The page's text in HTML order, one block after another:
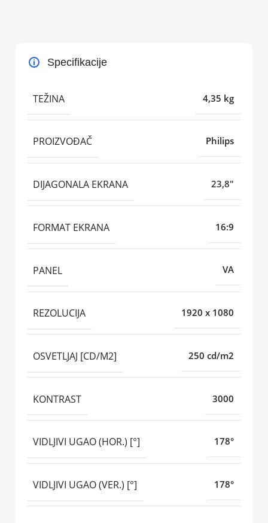
Specifikacije
TEŽINA 4,35 kg
PROIZVOĐAČ Philips
DIJAGONALA EKRANA 23,8"
FORMAT EKRANA 16:9
PANEL VA
REZOLUCIJA 1920 x 1080
OSVETLJAJ [CD/M2] 250 cd/m2
KONTRAST 3000
VIDLJIVI UGAO (HOR.) [°] 178°
VIDLJIVI UGAO (VER.) [°] 178°